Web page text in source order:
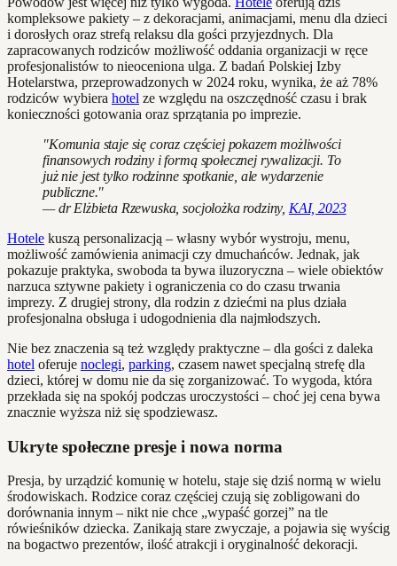
kompleksowe pakiety – z dekoracjami, animacjami, menu dla dzieci
i dorosłych oraz strefą relaksu dla gości przyjezdnych. Dla
zapracowanych rodziców możliwość oddania organizacji w ręce
profesjonalistów to nieoceniona ulga. Z badań Polskiej Izby
Hotelarstwa, przeprowadzonych w 2024 roku, wynika, że aż 78%
rodziców wybiera hotel ze względu na oszczędność czasu i brak
konieczności gotowania oraz sprzątania po imprezie.
"Komunia staje się coraz częściej pokazem możliwości
finansowych rodziny i formą społecznej rywalizacji. To
już nie jest tylko rodzinne spotkanie, ale wydarzenie
publiczne."
— dr Elżbieta Rzewuska, socjolożka rodziny, KAI, 2023
Hotele kuszą personalizacją – własny wybór wystroju, menu,
możliwość zamówienia animacji czy dmuchańców. Jednak, jak
pokazuje praktyka, swoboda ta bywa iluzoryczna – wiele obiektów
narzuca sztywne pakiety i ograniczenia co do czasu trwania
imprezy. Z drugiej strony, dla rodzin z dziećmi na plus działa
profesjonalna obsługa i udogodnienia dla najmłodszych.
Nie bez znaczenia są też względy praktyczne – dla gości z daleka
hotel oferuje noclegi, parking, czasem nawet specjalną strefę dla
dzieci, której w domu nie da się zorganizować. To wygoda, która
przekłada się na spokój podczas uroczystości – choć jej cena bywa
znacznie wyższa niż się spodziewasz.
Ukryte społeczne presje i nowa norma
Presja, by urządzić komunię w hotelu, staje się dziś normą w wielu
środowiskach. Rodzice coraz częściej czują się zobligowani do
dorównania innym – nikt nie chce „wypaść gorzej” na tle
rówieśników dziecka. Zanikają stare zwyczaje, a pojawia się wyścig
na bogactwo prezentów, ilość atrakcji i oryginalność dekoracji.